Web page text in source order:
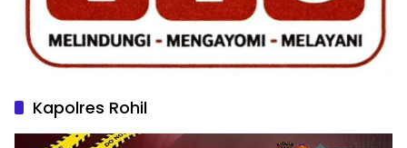
Kapolres Rohil